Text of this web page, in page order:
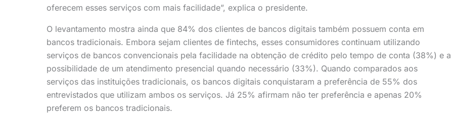
oferecem esses serviços com mais facilidade”, explica o presidente.
O levantamento mostra ainda que 84% dos clientes de bancos digitais também possuem conta em
bancos tradicionais. Embora sejam clientes de fintechs, esses consumidores continuam utilizando
serviços de bancos convencionais pela facilidade na obtenção de crédito pelo tempo de conta (38%) e a
possibilidade de um atendimento presencial quando necessário (33%). Quando comparados aos
serviços das instituições tradicionais, os bancos digitais conquistaram a preferência de 55% dos
entrevistados que utilizam ambos os serviços. Já 25% afirmam não ter preferência e apenas 20%
preferem os bancos tradicionais.